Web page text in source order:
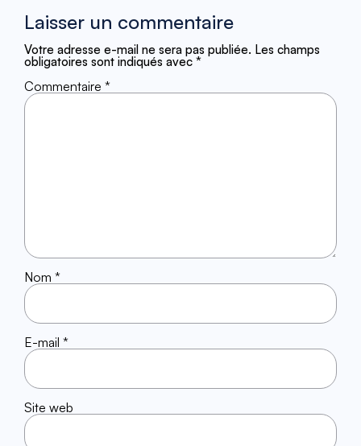
Laisser un commentaire
Votre adresse e-mail ne sera pas publiée. Les champs
obligatoires sont indiqués avec *
Commentaire *
Nom *
E-mail *
Site web